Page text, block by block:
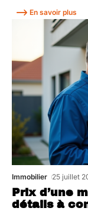
En savoir plus
Prix d’une
détails à
Immobilier 25 juillet